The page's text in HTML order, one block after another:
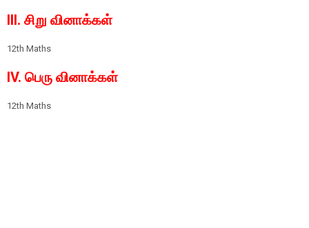
III. சிறு வினாக்கள்
12th Maths
IV. பெரு வினாக்கள்
12th Maths